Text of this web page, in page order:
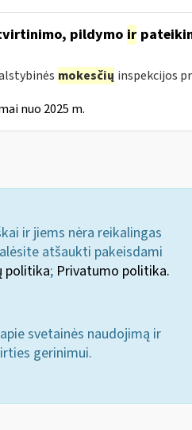
pildymo ir
mokesčių inspekcijos
nuo 2025 m.
ir jiems nėra reikalingas
atšaukti pakeisdami
politika; Privatumo politika.
svetainės naudojimą ir
gerinimui.